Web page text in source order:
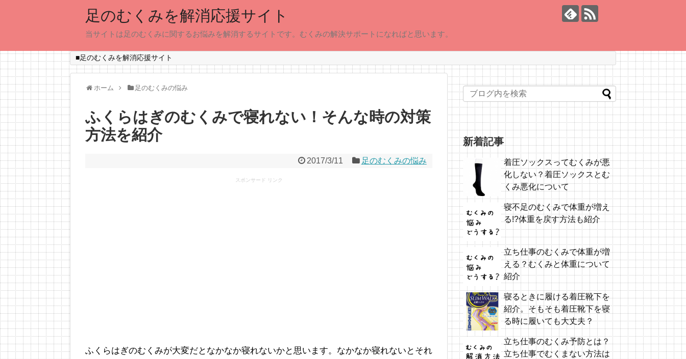
足のむくみを解消応援サイト
当サイトは足のむくみに関するお悩みを解消するサイトです。むくみの解決サポートになればと思います。
■足のむくみを解消応援サイト
ホーム 足のむくみの悩み
ふくらはぎのむくみで寝れない！そんな時の対策
方法を紹介
2017/3/11 足のむくみの悩み
スポンサード リンク
ふくらはぎのむくみが大変だとなかなか寝れないかと思います。なかなか寝れないとそれ
新着記事
着圧ソックスってむくみが悪
化しない？着圧ソックスとむ
くみ悪化について
寝不足のむくみで体重が増え
る!?体重を戻す方法も紹介
立ち仕事のむくみで体重が増
える？むくみと体重について
紹介
寝るときに履ける着圧靴下を
紹介。そもそも着圧靴下を寝
る時に履いても大丈夫？
立ち仕事のむくみ予防とは？
立ち仕事でむくまない方法は